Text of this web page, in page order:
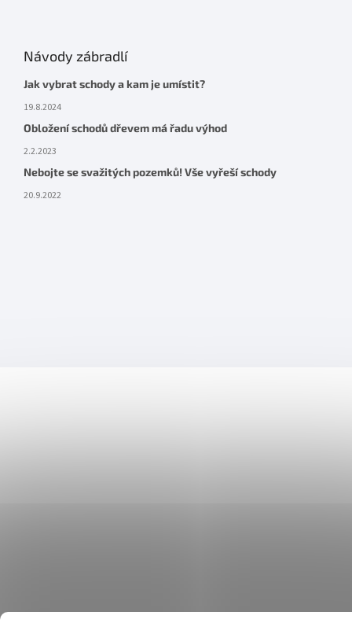
Návody zábradlí
Jak vybrat schody a kam je umístit?
19.8.2024
Obložení schodů dřevem má řadu výhod
2.2.2023
Nebojte se svažitých pozemků! Vše vyřeší schody
20.9.2022